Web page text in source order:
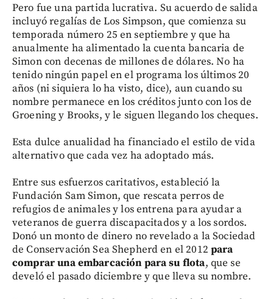
Pero fue una partida lucrativa. Su acuerdo de salida
incluyó regalías de Los Simpson, que comienza su
temporada número 25 en septiembre y que ha
anualmente ha alimentado la cuenta bancaria de
Simon con decenas de millones de dólares. No ha
tenido ningún papel en el programa los últimos 20
años (ni siquiera lo ha visto, dice), aun cuando su
nombre permanece en los créditos junto con los de
Groening y Brooks, y le siguen llegando los cheques.
Esta dulce anualidad ha financiado el estilo de vida
alternativo que cada vez ha adoptado más.
Entre sus esfuerzos caritativos, estableció la
Fundación Sam Simon, que rescata perros de
refugios de animales y los entrena para ayudar a
veteranos de guerra discapacitados y a los sordos.
Donó un monto de dinero no revelado a la Sociedad
de Conservación Sea Shepherd en el 2012 para
comprar una embarcación para su flota, que se
develó el pasado diciembre y que lleva su nombre.